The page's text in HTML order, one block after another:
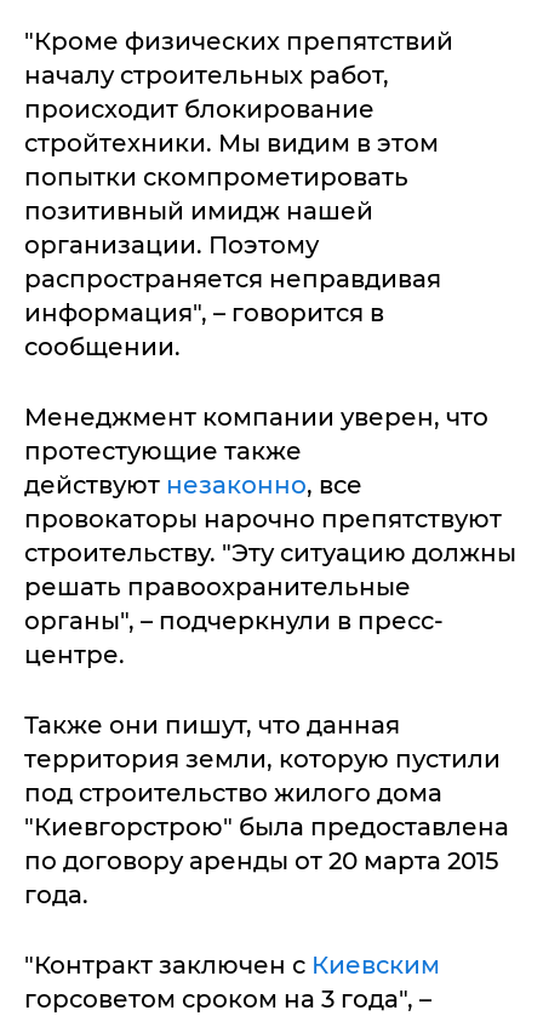
"Кроме физических препятствий
началу строительных работ,
происходит блокирование
стройтехники. Мы видим в этом
попытки скомпрометировать
позитивный имидж нашей
организации. Поэтому
распространяется неправдивая
информация", – говорится в
сообщении.
Менеджмент компании уверен, что
протестующие также
действуют незаконно, все
провокаторы нарочно препятствуют
строительству. "Эту ситуацию должны
решать правоохранительные
органы", – подчеркнули в пресс-
центре.
Также они пишут, что данная
территория земли, которую пустили
под строительство жилого дома
"Киевгорстрою" была предоставлена
по договору аренды от 20 марта 2015
года.
"Контракт заключен с Киевским
горсоветом сроком на 3 года", –